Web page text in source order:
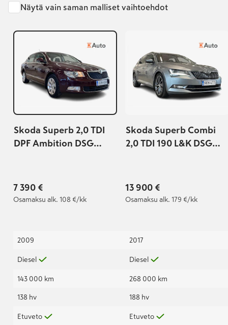
Näytä vain saman malliset vaihtoehdot
Skoda Superb 2,0 TDI
DPF Ambition DSG
7 390 €
Osamaksu alk. 108 €/kk
2009
Diesel
143 000 km
138 hv
Etuveto
Skoda Superb Combi
2,0 TDI 190 L&K DSG
13 900 €
Osamaksu alk. 179 €/kk
2017
Diesel
268 000 km
188 hv
Etuveto